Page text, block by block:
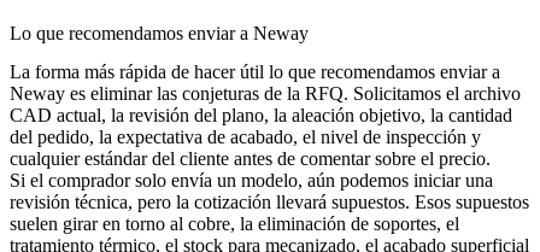
Lo que recomendamos enviar a Neway
La forma más rápida de hacer útil lo que recomendamos enviar a
Neway es eliminar las conjeturas de la RFQ. Solicitamos el archivo
CAD actual, la revisión del plano, la aleación objetivo, la cantidad
del pedido, la expectativa de acabado, el nivel de inspección y
cualquier estándar del cliente antes de comentar sobre el precio.
Si el comprador solo envía un modelo, aún podemos iniciar una
revisión técnica, pero la cotización llevará supuestos. Esos supuestos
suelen girar en torno al cobre, la eliminación de soportes, el
tratamiento térmico, el stock para mecanizado, el acabado superficial